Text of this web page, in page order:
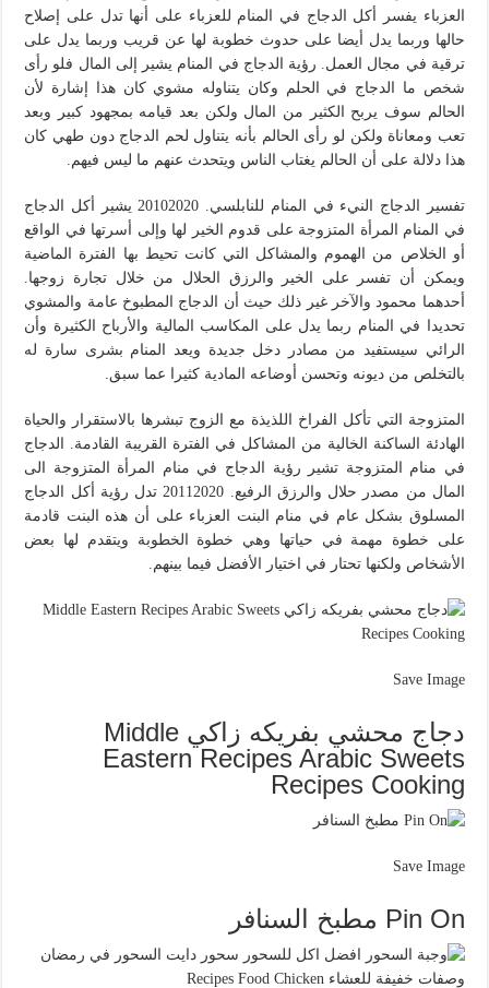
العزباء يفسر أكل الدجاج في المنام للعزباء على أنها تدل على إصلاح
حالها وربما يدل أيضا على حدوث خطوبة لها عن قريب وربما يدل على
ترقية في مجال العمل. رؤية الدجاج في المنام يشير إلى المال فلو رأى
شخص ما الدجاج في الحلم وكان يتناوله مشوي كان هذا إشارة لأن
الحالم سوف يربح الكثير من المال ولكن بعد قيامه بمجهود كبير وبعد
تعب ومعاناة ولكن لو رأى الحالم بأنه يتناول لحم الدجاج دون طهي كان
هذا دلالة على أن الحالم يغتاب الناس ويتحدث عنهم ما ليس فيهم.
تفسير الدجاج النيء في المنام للنابلسي. 20102020 يشير أكل الدجاج
في المنام المرأة المتزوجة على قدوم الخير لها وإلى أسرتها في الواقع
أو الخلاص من الهموم والمشاكل التي كانت تحيط بها الفترة الماضية
ويمكن أن تفسر على الخير والرزق الحلال من خلال تجارة زوجها.
أحدهما محمود والآخر غير ذلك حيث أن الدجاج المطبوخ عامة والمشوي
تحديدا في المنام ربما يدل على المكاسب المالية والأرباح الكثيرة وأن
الرائي سيستفيد من مصادر دخل جديدة ويعد المنام بشرى سارة له
بالتخلص من ديونه وتحسن أوضاعه المادية كثيرا عما سبق.
المتزوجة التي تأكل الفراخ اللذيذة مع الزوج تبشرها بالاستقرار والحياة
الهادئة الساكنة الخالية من المشاكل في الفترة القريبة القادمة. الدجاج
في منام المتزوجة تشير رؤية الدجاج في منام المرأة المتزوجة الى
المال من مصدر حلال والرزق الرفيع. 20112020 تدل رؤية أكل الدجاج
المسلوق بشكل عام في منام البنت العزباء على أن هذه البنت قادمة
على خطوة مهمة في حياتها وهي خطوة الخطوبة ويتقدم لها بعض
الأشخاص ولكنها تحتار في اختيار الأفضل فيما بينهم.
Save Image
دجاج محشي بفريكه زاكي Middle
Eastern Recipes Arabic Sweets
Recipes Cooking
Save Image
Pin On مطبخ السنافر